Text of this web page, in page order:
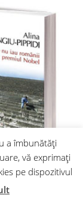
a îmbunătăți
vă exprimați
pe dispozitivul